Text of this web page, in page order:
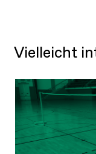
Vielleicht